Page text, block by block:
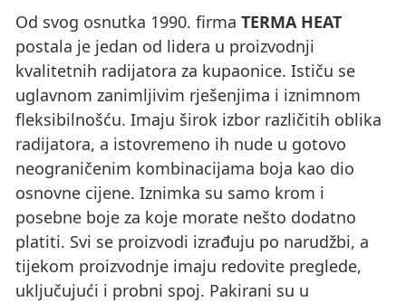
Od svog osnutka 1990. firma TERMA HEAT
postala je jedan od lidera u proizvodnji
kvalitetnih radijatora za kupaonice. Ističu se
uglavnom zanimljivim rješenjima i iznimnom
fleksibilnošću. Imaju širok izbor različitih oblika
radijatora, a istovremeno ih nude u gotovo
neograničenim kombinacijama boja kao dio
osnovne cijene. Iznimka su samo krom i
posebne boje za koje morate nešto dodatno
platiti. Svi se proizvodi izrađuju po narudžbi, a
tijekom proizvodnje imaju redovite preglede,
uključujući i probni spoj. Pakirani su u